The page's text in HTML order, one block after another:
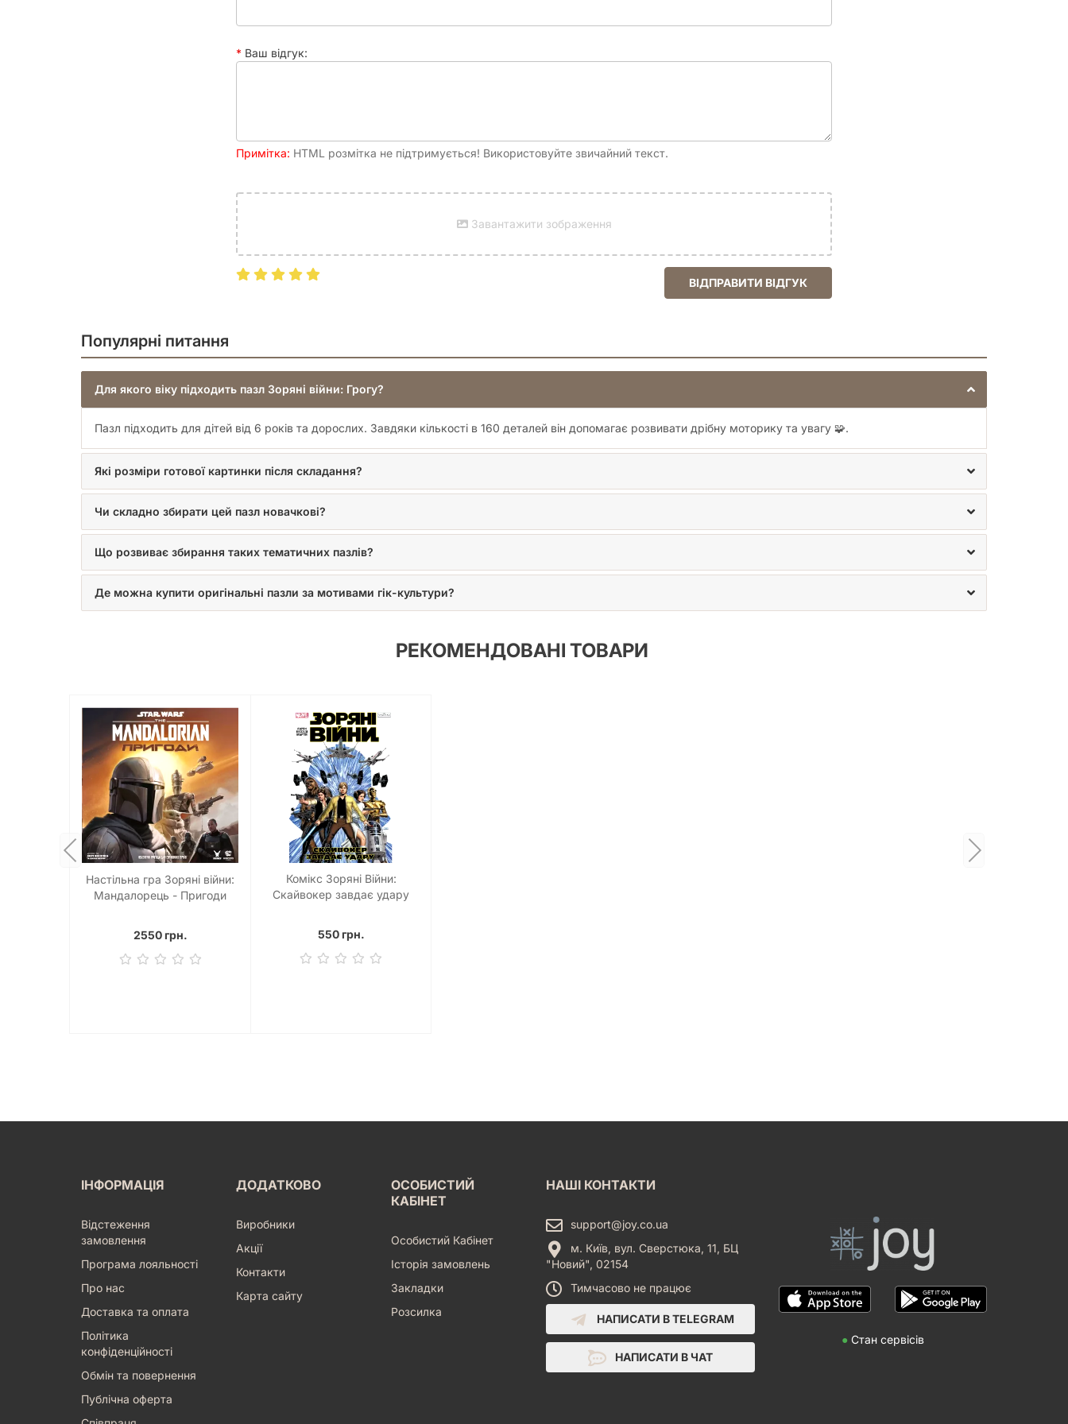
Ваш відгук:
Примітка: HTML розмітка не підтримується! Використовуйте звичайний текст.
Завантажити зображення
ВІДПРАВИТИ ВІДГУК
Популярні питання
Для якого віку підходить пазл Зоряні війни: Грогу?
Пазл підходить для дітей від 6 років та дорослих. Завдяки кількості в 160 деталей він допомагає розвивати дрібну моторику та увагу 🧩.
Які розміри готової картинки після складання?
Чи складно збирати цей пазл новачкові?
Що розвиває збирання таких тематичних пазлів?
Де можна купити оригінальні пазли за мотивами гік-культури?
РЕКОМЕНДОВАНІ ТОВАРИ
Настільна гра Зоряні війни:
Мандалорець - Пригоди
2550 грн.
Комікс Зоряні Війни:
Скайвокер завдає удару
550 грн.
ІНФОРМАЦІЯ
Відстеження
замовлення
Програма лояльності
Про нас
Доставка та оплата
Політика
конфіденційності
Обмін та повернення
Публічна оферта
ДОДАТКОВО
Виробники
Акції
Контакти
Карта сайту
ОСОБИСТИЙ
КАБІНЕТ
Особистий Кабінет
Історія замовлень
Закладки
Розсилка
НАШІ КОНТАКТИ
support@joy.co.ua
м. Київ, вул. Сверстюка, 11, БЦ
"Новий", 02154
Тимчасово не працює
НАПИСАТИ В TELEGRAM
НАПИСАТИ В ЧАТ
● Стан сервісів